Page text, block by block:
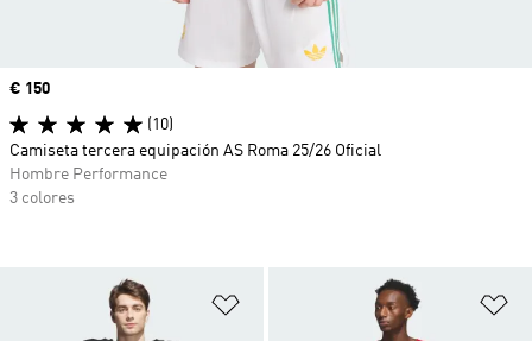
Añadir a la lista de deseos
Precio
€ 150
(10)
Camiseta tercera equipación AS Roma 25/26 Oficial
Hombre Performance
3 colores